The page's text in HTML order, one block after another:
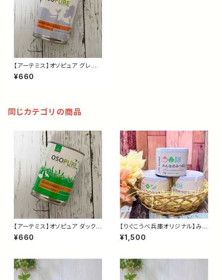
【アーテミス】オソピュア グレイ
ンフリー チキン缶 340g｜犬用
総合栄養食・ウェットフード｜穀
¥660
同じカテゴリの商品
【アーテミス】オソピュア ダック
缶 340g｜犬用総合栄養食・グ
レインフリー ウェットフード｜鴨
¥660
【りぐこうべ兵庫オリジナル】みん
なのみつぼし｜ペットと食べら
れる缶詰｜防災備蓄・ローリン
¥1,500